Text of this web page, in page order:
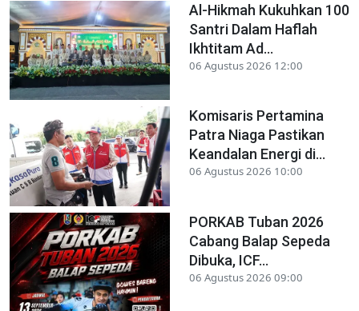
Al-Hikmah Kukuhkan 100
Santri Dalam Haflah
Ikhtitam Ad...
06 Agustus 2026 12:00
Komisaris Pertamina
Patra Niaga Pastikan
Keandalan Energi di...
06 Agustus 2026 10:00
PORKAB Tuban 2026
Cabang Balap Sepeda
Dibuka, ICF...
06 Agustus 2026 09:00